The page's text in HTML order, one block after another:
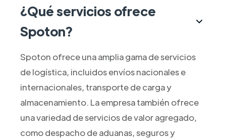
¿Qué servicios ofrece
Spoton?
Spoton ofrece una amplia gama de servicios
de logística, incluidos envíos nacionales e
internacionales, transporte de carga y
almacenamiento. La empresa también ofrece
una variedad de servicios de valor agregado,
como despacho de aduanas, seguros y